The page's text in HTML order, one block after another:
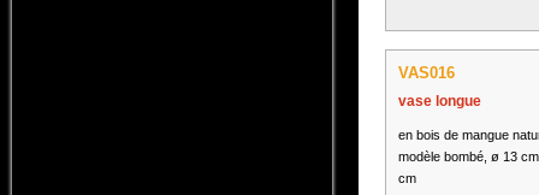
VAS016
vase longue
en bois de mangue
modèle bombé, ø 13
cm